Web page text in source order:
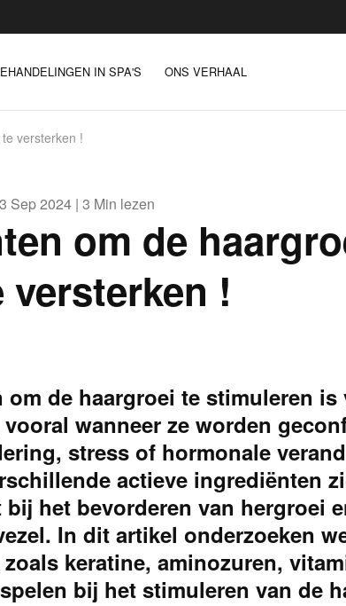
IN SPA'S ONS VERHAAL
versterken !
Sep 2024 | 3 Min lezen
om de
versterken !
de haargroei te stimuleren is
wanneer ze worden
stress of hormonale
actieve ingrediënten
het bevorderen van hergroei
In dit artikel onderzoeken
keratine, aminozuren,
bij het stimuleren van de